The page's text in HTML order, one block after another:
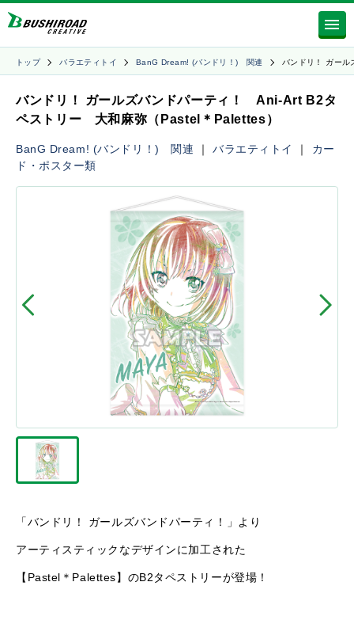
トップ バラエティトイ BanG Dream! (バンドリ！) 関連 バンドリ！ ガー
バンドリ！ ガールズバンドパーティ！ Ani-Art B2タ
ペストリー 大和麻弥（Pastel＊Palettes）
BanG Dream! (バンドリ！) 関連 ｜バラエティトイ ｜ カー
ド・ポスター類
「バンドリ！ ガールズバンドパーティ！」より
アーティスティックなデザインに加工された
【Pastel＊Palettes】のB2タペストリーが登場！